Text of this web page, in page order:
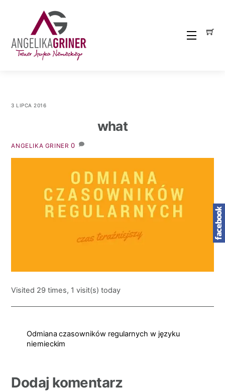
Menu
3 LIPCA 2016
what
ANGELIKA GRINER 0
Visited 29 times, 1 visit(s) today
Odmiana czasowników regularnych w języku
niemieckim
Dodaj komentarz